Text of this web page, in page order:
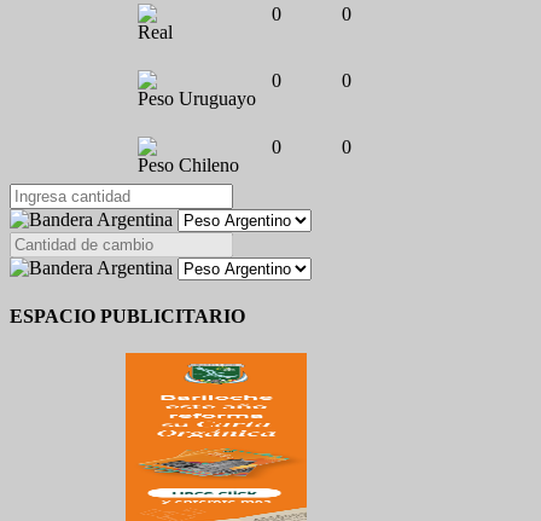
Real
0 0
Peso Uruguayo
0 0
Peso Chileno
0 0
ESPACIO PUBLICITARIO